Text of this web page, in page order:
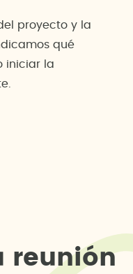
proyecto y la
qué
iniciar la
reunión